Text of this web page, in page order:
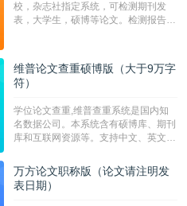
校，杂志社指定系统，可检测期刊发
表，大学生，硕博等论文。检测报告支
维普论文查重硕博版（大于9万字
符）
学位论文查重,维普查重系统是国内知
名数据公司。本系统含有硕博库、期刊
库和互联网资源等。支持中文、英文、
定院校！！！
万方论文职称版（论文请注明发
表日期）